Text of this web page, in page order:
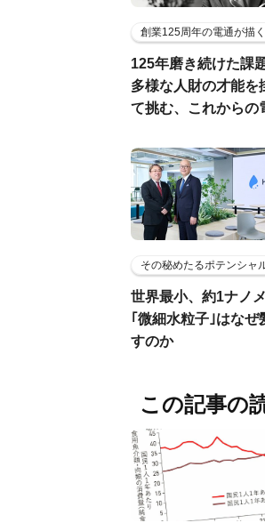
創業125周年の電通が描
125年磨き続けた課
多様な人財の才能を
て挑む、これからの
その秘めたるポテンシャ
世界最小、約1ナノ
｢微細水粒子｣はなぜ
すのか
この記事の